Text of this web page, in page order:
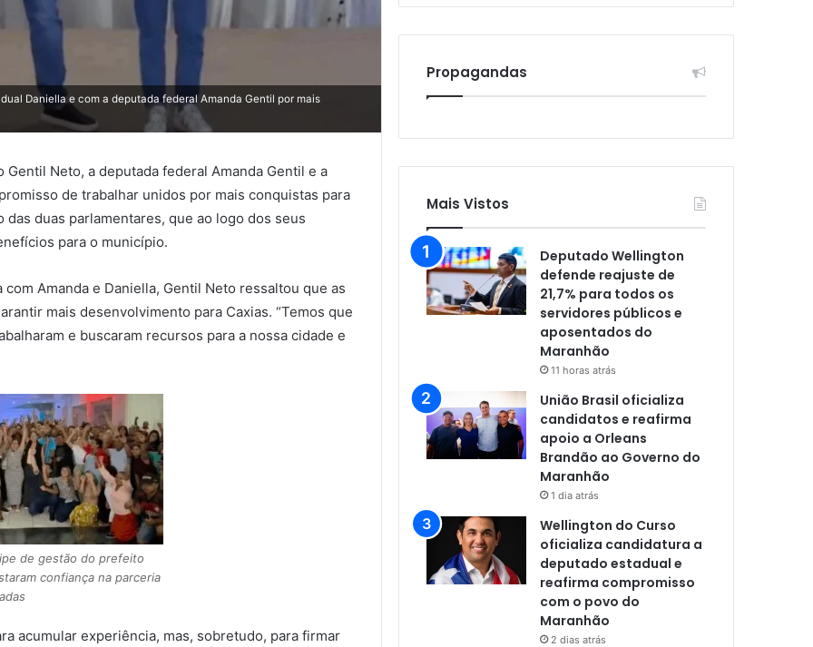
Daniella e com a deputada federal Amanda Gentil por mais
Neto, a deputada federal Amanda Gentil e a
de trabalhar unidos por mais conquistas para
duas parlamentares, que ao logo dos seus
para o município.
Amanda e Daniella, Gentil Neto ressaltou que as
mais desenvolvimento para Caxias. “Temos que
e buscaram recursos para a nossa cidade e
de gestão do prefeito
confiança na parceria
acumular experiência, mas, sobretudo, para firmar
Propagandas
Mais Vistos
Deputado Wellington
defende reajuste de
21,7% para todos os
servidores públicos e
aposentados do
Maranhão
11 horas atrás
União Brasil oficializa
candidatos e reafirma
apoio a Orleans
Brandão ao Governo do
Maranhão
1 dia atrás
Wellington do Curso
oficializa candidatura a
deputado estadual e
reafirma compromisso
com o povo do
Maranhão
2 dias atrás